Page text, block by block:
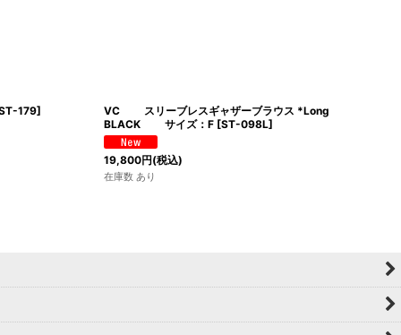
179]
VC スリーブレスギャザーブラウス *Long
BLACK サイズ：F [ST-098L]
19,800円(税込)
在庫数 あり